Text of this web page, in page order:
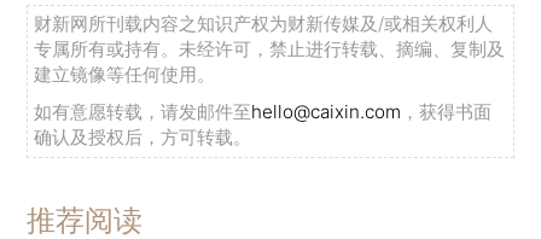
财新网所刊载内容之知识产权为财新传媒及/或相关权利人
专属所有或持有。未经许可，禁止进行转载、摘编、复制及
建立镜像等任何使用。
如有意愿转载，请发邮件至hello@caixin.com ，获得书面
确认及授权后，方可转载。
推荐阅读